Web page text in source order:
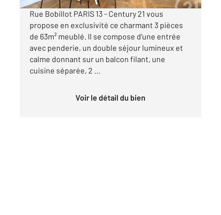
Rue Bobillot PARIS 13 - Century 21 vous
propose en exclusivité ce charmant 3 pièces
de 63m² meublé. Il se compose d'une entrée
avec penderie, un double séjour lumineux et
calme donnant sur un balcon filant, une
cuisine séparée, 2 ...
Voir le détail du bien